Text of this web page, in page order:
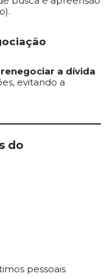
renegociar a dívida
evitando a
do
pessoais